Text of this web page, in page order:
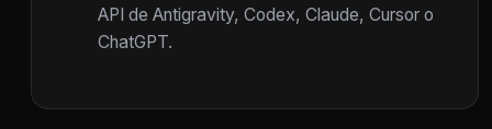
API de Antigravity, Codex, Claude, Cursor o
ChatGPT.